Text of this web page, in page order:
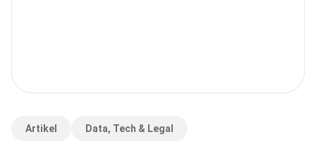
Artikel Data, Tech & Legal